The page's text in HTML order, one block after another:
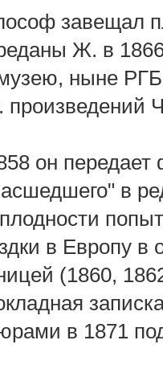
завещал
Ж. в
ныне
произведений
он передает
в
в Европу в
(1860,
в 1871